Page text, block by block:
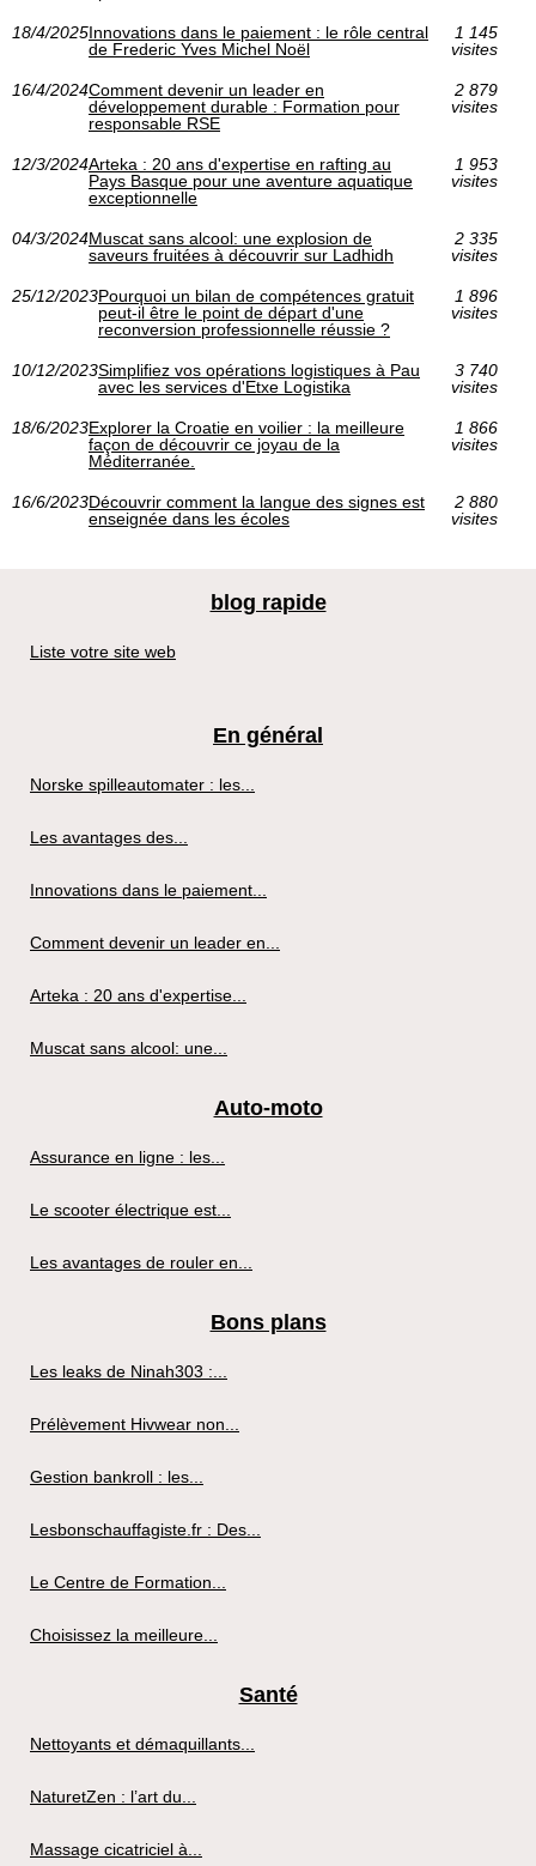
18/4/2025Innovations dans le paiement : le rôle central
de Frederic Yves Michel Noël
1 145
visites
16/4/2024Comment devenir un leader en
développement durable : Formation pour
responsable RSE
2 879
visites
12/3/2024Arteka : 20 ans d'expertise en rafting au
Pays Basque pour une aventure aquatique
exceptionnelle
1 953
visites
04/3/2024Muscat sans alcool: une explosion de
saveurs fruitées à découvrir sur Ladhidh
2 335
visites
25/12/2023Pourquoi un bilan de compétences gratuit
peut-il être le point de départ d'une
reconversion professionnelle réussie ?
1 896
visites
10/12/2023Simplifiez vos opérations logistiques à Pau
avec les services d'Etxe Logistika
3 740
visites
18/6/2023Explorer la Croatie en voilier : la meilleure
façon de découvrir ce joyau de la
Méditerranée.
1 866
visites
16/6/2023Découvrir comment la langue des signes est
enseignée dans les écoles
2 880
visites
blog rapide
Liste votre site web
En général
Norske spilleautomater : les...
Les avantages des...
Innovations dans le paiement...
Comment devenir un leader en...
Arteka : 20 ans d'expertise...
Muscat sans alcool: une...
Auto-moto
Assurance en ligne : les...
Le scooter électrique est...
Les avantages de rouler en...
Bons plans
Les leaks de Ninah303 :...
Prélèvement Hivwear non...
Gestion bankroll : les...
Lesbonschauffagiste.fr : Des...
Le Centre de Formation...
Choisissez la meilleure...
Santé
Nettoyants et démaquillants...
NaturetZen : l’art du...
Massage cicatriciel à...